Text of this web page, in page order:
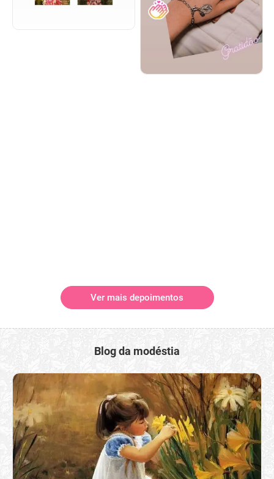
Ver mais depoimentos
Blog da modéstia